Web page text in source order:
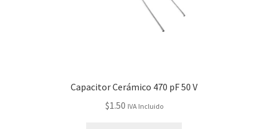
Capacitor Cerámico 470 pF 50 V
$1.50 IVA Incluido